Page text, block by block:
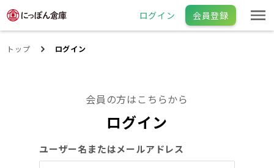
ログイン 会員登録
トップ ログイン
会員の方はこちらから
ログイン
ユーザー名またはメールアドレス